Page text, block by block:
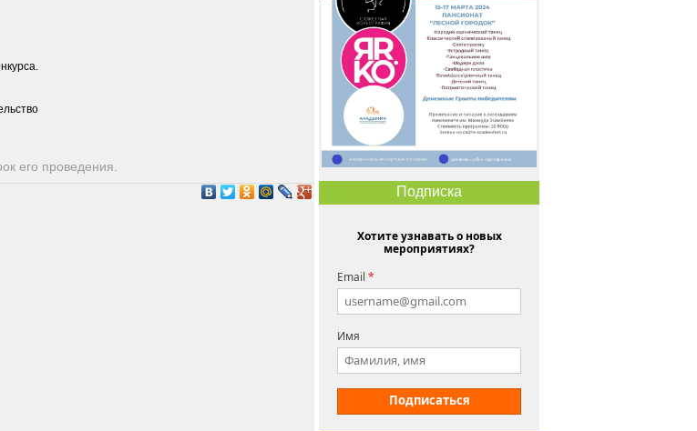
его проведения.
Подписка
Хотите узнавать о новых
мероприятиях?
Email *
Имя
Подписаться